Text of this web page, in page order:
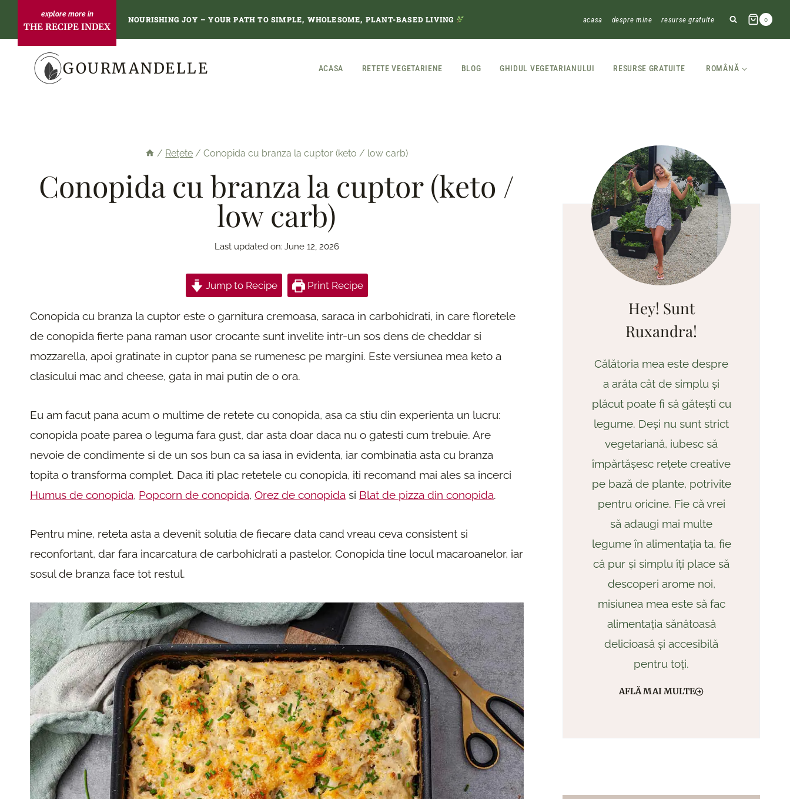
content
THE RECIPE INDEX
NOURISHING JOY – YOUR PATH TO SIMPLE, WHOLESOME, PLANT-BASED LIVING acasa despre mine resurse gratuite 0
GOURMANDELLE ACASA RETETE VEGETARIENE BLOG GHIDUL VEGETARIANULUI RESURSE GRATUITE ROMÂNĂ
/ Rețete / Conopida cu branza la cuptor (keto / low carb)
Conopida cu branza la cuptor (keto /
low carb)
Last updated on: June 12, 2026
Jump to Recipe Print Recipe
Conopida cu branza la cuptor este o garnitura cremoasa, saraca in carbohidrati, in care floretele
de conopida fierte pana raman usor crocante sunt invelite intr-un sos dens de cheddar si
mozzarella, apoi gratinate in cuptor pana se rumenesc pe margini. Este versiunea mea keto a
clasicului mac and cheese, gata in mai putin de o ora.
Eu am facut pana acum o multime de retete cu conopida, asa ca stiu din experienta un lucru:
conopida poate parea o leguma fara gust, dar asta doar daca nu o gatesti cum trebuie. Are
nevoie de condimente si de un sos bun ca sa iasa in evidenta, iar combinatia asta cu branza
topita o transforma complet. Daca iti plac retetele cu conopida, iti recomand mai ales sa incerci
Humus de conopida, Popcorn de conopida, Orez de conopida si Blat de pizza din conopida.
Pentru mine, reteta asta a devenit solutia de fiecare data cand vreau ceva consistent si
reconfortant, dar fara incarcatura de carbohidrati a pastelor. Conopida tine locul macaroanelor, iar
sosul de branza face tot restul.
Hey! Sunt
Ruxandra!
Călătoria mea este despre
a arăta cât de simplu și
plăcut poate fi să gătești cu
legume. Deși nu sunt strict
vegetariană, iubesc să
împărtășesc rețete creative
pe bază de plante, potrivite
pentru oricine. Fie că vrei
să adaugi mai multe
legume în alimentația ta, fie
că pur și simplu îți place să
descoperi arome noi,
misiunea mea este să fac
alimentația sănătoasă
delicioasă și accesibilă
pentru toți.
AFLĂ MAI MULTE